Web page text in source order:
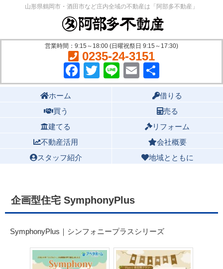
山形県鶴岡市・酒田市など庄内全域の不動産は「阿部多不動産」
営業時間：9:15～18:00 (日曜祝祭日 9:15～17:30)
0235-24-3151
Facebook
Twitter
LineEmail
有
ホーム
借りる
買う
売る
建てる
リフォーム
不動産活用
会社概要
スタッフ紹介
地域とともに
企画型住宅 SymphonyPlus
SymphonyPlus｜シンフォニープラスシリーズ